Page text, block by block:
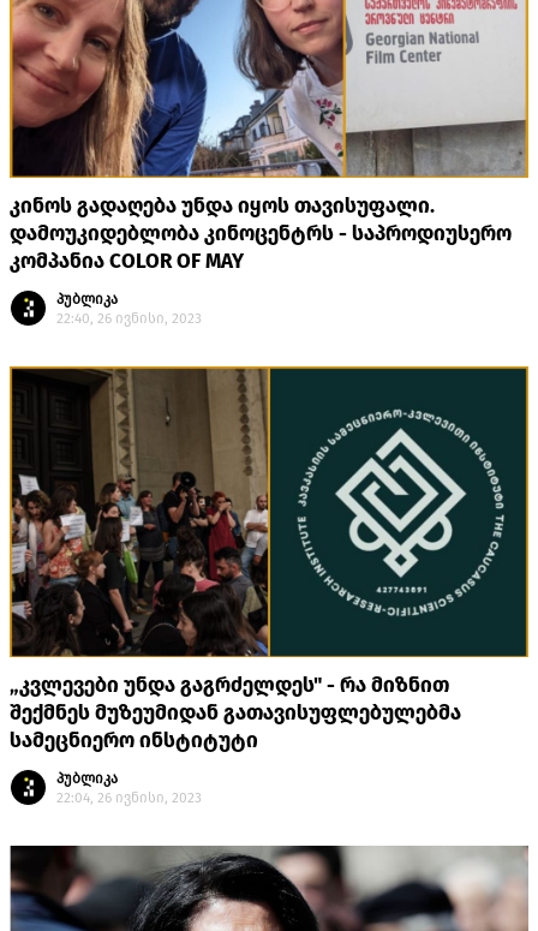
კინოს გადაღება უნდა იყოს თავისუფალი.
დამოუკიდებლობა კინოცენტრს - საპროდიუსერო
კომპანია COLOR OF MAY
პუბლიკა
22:40, 26 ივნისი, 2023
„კვლევები უნდა გაგრძელდეს" - რა მიზნით
შექმნეს მუზეუმიდან გათავისუფლებულებმა
სამეცნიერო ინსტიტუტი
პუბლიკა
22:04, 26 ივნისი, 2023